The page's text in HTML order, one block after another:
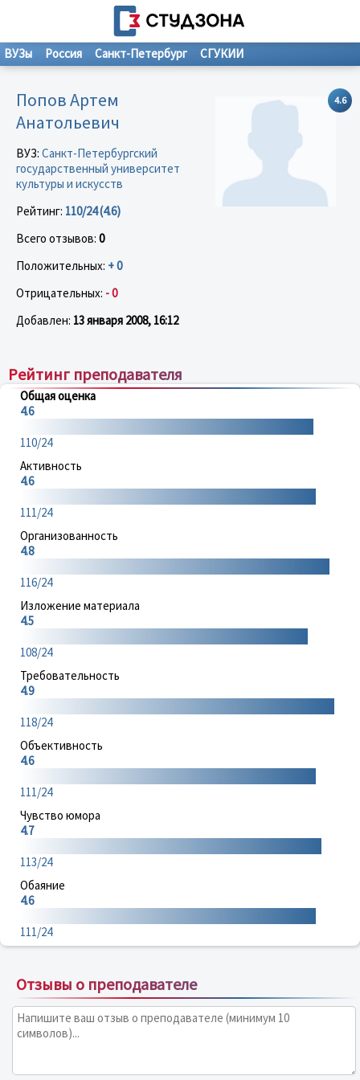
ВУЗы Россия Санкт-Петербург СГУКИИ
4.6
Попов Артем
Анатольевич
ВУЗ: Санкт-Петербургский
государственный университет
культуры и искусств
Рейтинг: 110/24 (4.6)
Всего отзывов: 0
Положительных: + 0
Отрицательных: - 0
Добавлен: 13 января 2008, 16:12
Рейтинг преподавателя
Общая оценка
4.6
110/24
Активность
4.6
111/24
Организованность
4.8
116/24
Изложение материала
4.5
108/24
Требовательность
4.9
118/24
Объективность
4.6
111/24
Чувство юмора
4.7
113/24
Обаяние
4.6
111/24
Отзывы о преподавателе